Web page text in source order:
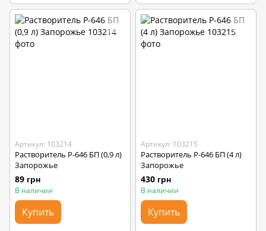
Артикул: 103214
Растворитель Р-646 БП (0,9 л)
Запорожье
89 грн
В наличии
Купить
Артикул: 103215
Растворитель Р-646 БП (4 л)
Запорожье
430 грн
В наличии
Купить